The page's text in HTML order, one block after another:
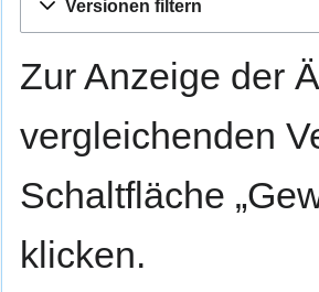
Navigation
Suche
Versionen filtern
Zur Anzeige der
vergleichenden
Schaltfläche
klicken.